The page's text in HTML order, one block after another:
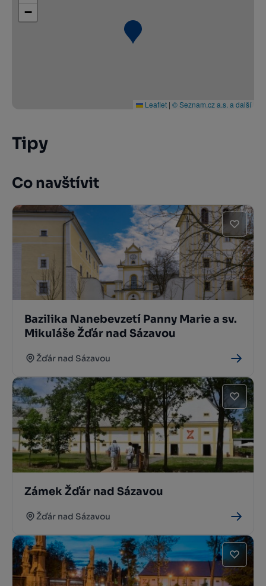
−
Leaflet | © Seznam.cz a.s. a další
Tipy
Co navštívit
Bazilika Nanebevzetí Panny Marie a sv.
Mikuláše Žďár nad Sázavou
Žďár nad Sázavou
Zámek Žďár nad Sázavou
Žďár nad Sázavou